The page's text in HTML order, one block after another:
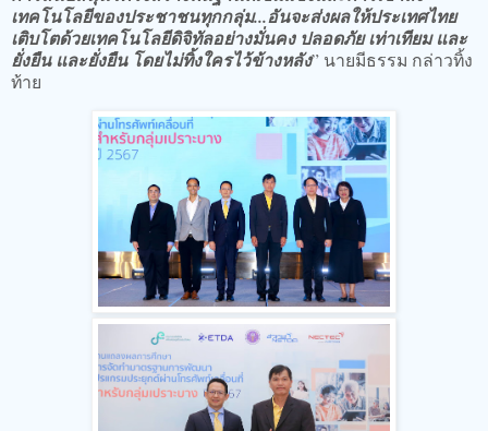
เทคโนโลยีของประชาชนทุกกลุ่ม...อันจะส่งผลให้ประเทศไทย
เติบโตด้วยเทคโนโลยีดิจิทัลอย่างมั่นคง ปลอดภัย เท่าเทียม และ
ยั่งยืน และยั่งยืน โดยไม่ทิ้งใครไว้ข้างหลัง” นายมีธรรม กล่าวทิ้ง
ท้าย